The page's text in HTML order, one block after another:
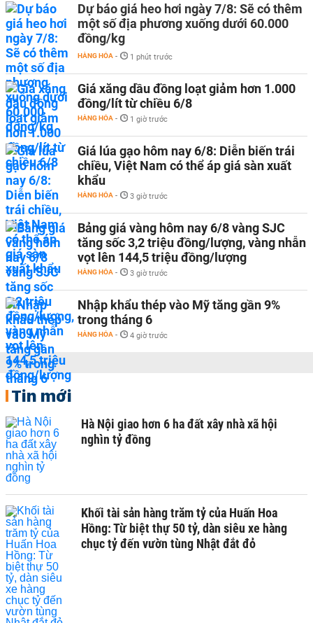
Dự báo giá heo hơi ngày 7/8: Sẽ có thêm
một số địa phương xuống dưới 60.000
đồng/kg
HÀNG HÓA - 1 phút trước
Giá xăng dầu đồng loạt giảm hơn 1.000
đồng/lít từ chiều 6/8
HÀNG HÓA - 1 giờ trước
Giá lúa gạo hôm nay 6/8: Diễn biến trái
chiều, Việt Nam có thể áp giá sàn xuất
khẩu
HÀNG HÓA - 3 giờ trước
Bảng giá vàng hôm nay 6/8 vàng SJC
tăng sốc 3,2 triệu đồng/lượng, vàng nhẫn
vọt lên 144,5 triệu đồng/lượng
HÀNG HÓA - 3 giờ trước
Nhập khẩu thép vào Mỹ tăng gần 9%
trong tháng 6
HÀNG HÓA - 4 giờ trước
Tin mới
Hà Nội giao hơn 6 ha đất xây nhà xã hội
nghìn tỷ đồng
Khối tài sản hàng trăm tỷ của Huấn Hoa
Hồng: Từ biệt thự 50 tỷ, dàn siêu xe hàng
chục tỷ đến vườn tùng Nhật đắt đỏ